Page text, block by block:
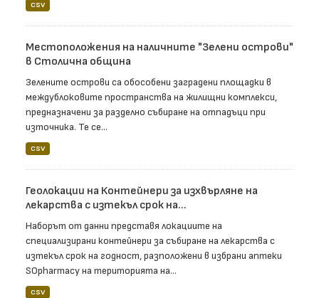
CSV
Местоположения на наличните "Зелени острови"
в Столична община
Зелените острови са обособени заградени площадки в
междублоковите пространства на жилищни комплекси,
предназначени за разделно събиране на отпадъци при
източника. Те се...
CSV
Геолокации на Контейнери за изхвърляне на
лекарства с изтекъл срок на...
Наборът от данни представя локациите на
специализирани контейнери за събиране на лекарства с
изтекъл срок на годност, разположени в избрани аптеки
SOpharmacy на територията на...
CSV